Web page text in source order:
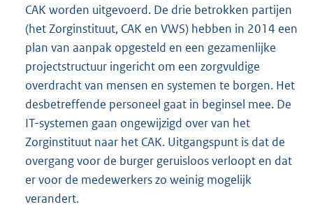
CAK worden uitgevoerd. De drie betrokken partijen
(het Zorginstituut, CAK en VWS) hebben in 2014 een
plan van aanpak opgesteld en een gezamenlijke
projectstructuur ingericht om een zorgvuldige
overdracht van mensen en systemen te borgen. Het
desbetreffende personeel gaat in beginsel mee. De
IT-systemen gaan ongewijzigd over van het
Zorginstituut naar het CAK. Uitgangspunt is dat de
overgang voor de burger geruisloos verloopt en dat
er voor de medewerkers zo weinig mogelijk
verandert.